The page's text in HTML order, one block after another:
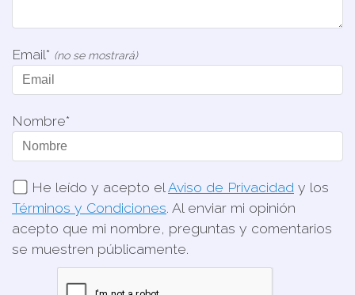
Email* (no se mostrará)
Nombre*
He leído y acepto elAviso de Privacidad y los
Términos y Condiciones. Al enviar mi opinión
acepto que mi nombre, preguntas y comentarios
se muestren públicamente.